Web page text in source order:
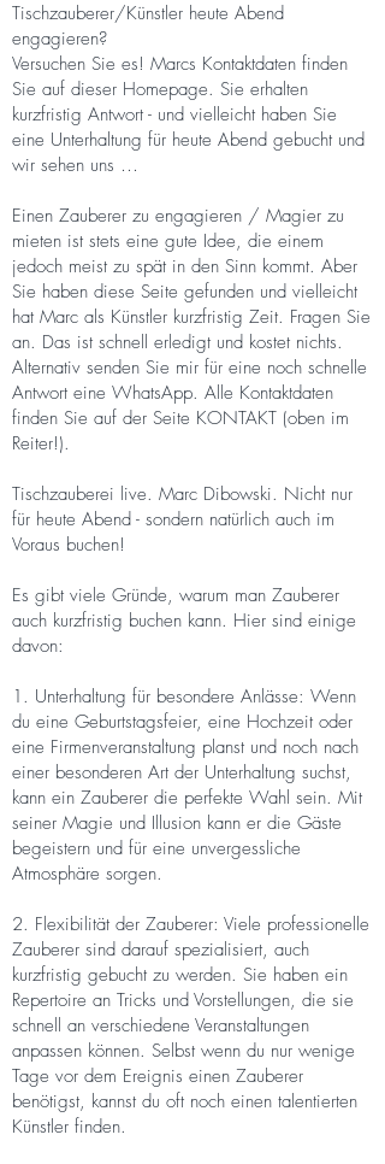
Tischzauberer/Künstler heute Abend
engagieren?
Versuchen Sie es! Marcs Kontaktdaten finden
Sie auf dieser Homepage. Sie erhalten
kurzfristig Antwort - und vielleicht haben Sie
eine Unterhaltung für heute Abend gebucht und
wir sehen uns …
Einen Zauberer zu engagieren / Magier zu
mieten ist stets eine gute Idee, die einem
jedoch meist zu spät in den Sinn kommt. Aber
Sie haben diese Seite gefunden und vielleicht
hat Marc als Künstler kurzfristig Zeit. Fragen Sie
an. Das ist schnell erledigt und kostet nichts.
Alternativ senden Sie mir für eine noch schnelle
Antwort eine WhatsApp. Alle Kontaktdaten
finden Sie auf der Seite KONTAKT (oben im
Reiter!).
Tischzauberei live. Marc Dibowski. Nicht nur
für heute Abend - sondern natürlich auch im
Voraus buchen!
Es gibt viele Gründe, warum man Zauberer
auch kurzfristig buchen kann. Hier sind einige
davon:
1. Unterhaltung für besondere Anlässe: Wenn
du eine Geburtstagsfeier, eine Hochzeit oder
eine Firmenveranstaltung planst und noch nach
einer besonderen Art der Unterhaltung suchst,
kann ein Zauberer die perfekte Wahl sein. Mit
seiner Magie und Illusion kann er die Gäste
begeistern und für eine unvergessliche
Atmosphäre sorgen.
2. Flexibilität der Zauberer: Viele professionelle
Zauberer sind darauf spezialisiert, auch
kurzfristig gebucht zu werden. Sie haben ein
Repertoire an Tricks und Vorstellungen, die sie
schnell an verschiedene Veranstaltungen
anpassen können. Selbst wenn du nur wenige
Tage vor dem Ereignis einen Zauberer
benötigst, kannst du oft noch einen talentierten
Künstler finden.